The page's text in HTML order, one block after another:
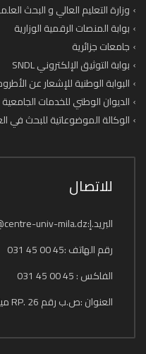
وزارة التعليم العالي و البحث
بوابة المنصات الرقمية الوزارية
جامعات جزائرية
بوابة التوثيق الإلكتروني SNDL
البوابة الوطنية للإشعار عن
الديوان الوطني للخدمات الجامعية
الوكالة الموضوعاتية للبحث في
للاتصال
البريد.إ:admin.site@centre-univ-mila.dz
رقم الهاتف :45 00 45 031
الفاكس : 45 00 45 031
العنوان :ص.ب رقم 26 .RP ميلة 43000 الجزائر